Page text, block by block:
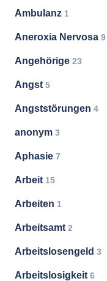
Ambulanz 1
Aneroxia Nervosa 9
Angehörige 23
Angst 5
Angststörungen 4
anonym 3
Aphasie 7
Arbeit 15
Arbeiten 1
Arbeitsamt 2
Arbeitslosengeld 3
Arbeitslosigkeit 6